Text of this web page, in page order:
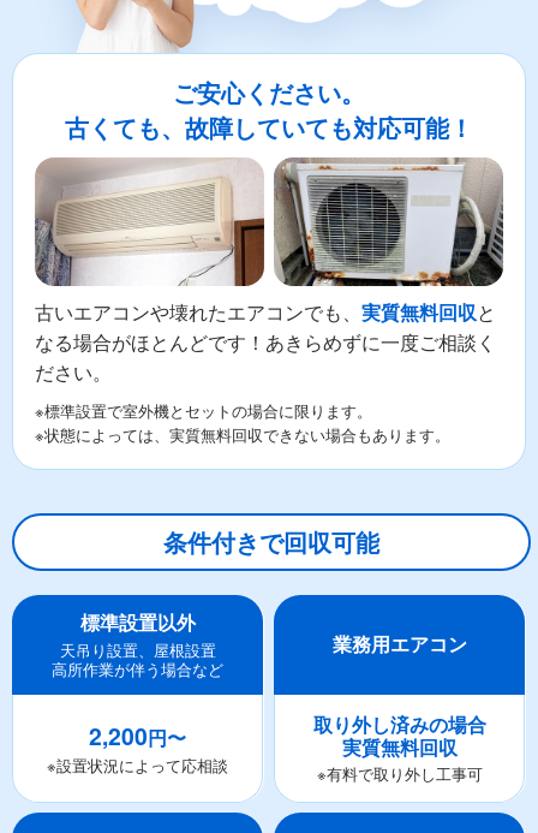
ご安心ください。
古くても、故障していても対応可能！
古いエアコンや壊れたエアコンでも、 実質無料回収と
なる場合がほとんどです！あきらめずに一度ご相談く
ださい。
※標準設置で室外機とセットの場合に限ります。
※状態によっては、実質無料回収できない場合もあります。
条件付きで回収可能
標準設置以外
天吊り設置、屋根設置
高所作業が伴う場合など
2,200円〜
※設置状況によって応相談
業務用エアコン
取り外し済みの場合
実質無料回収
※有料で取り外し工事可